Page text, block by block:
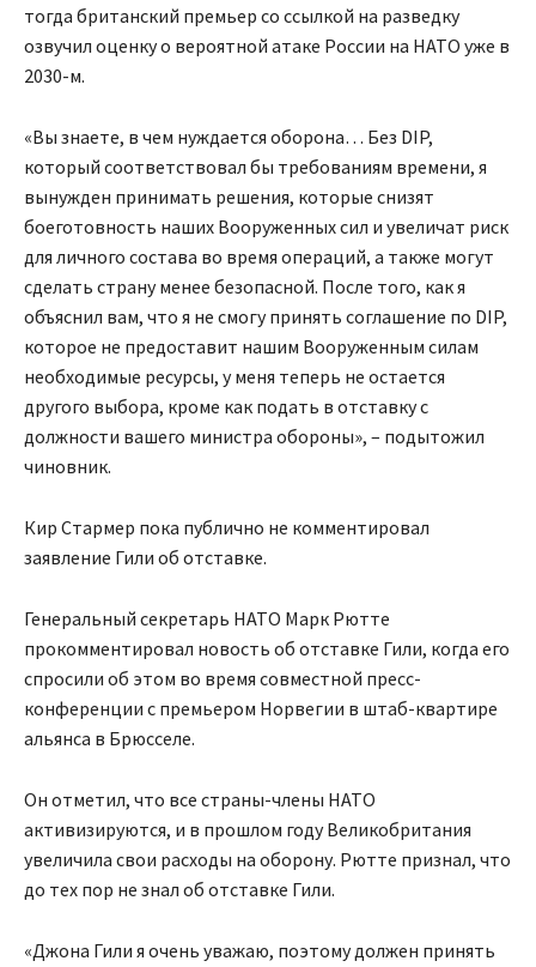
тогда британский премьер со ссылкой на разведку
озвучил оценку о вероятной атаке России на НАТО уже в
2030-м.
«Вы знаете, в чем нуждается оборона… Без DIP,
который соответствовал бы требованиям времени, я
вынужден принимать решения, которые снизят
боеготовность наших Вооруженных сил и увеличат риск
для личного состава во время операций, а также могут
сделать страну менее безопасной. После того, как я
объяснил вам, что я не смогу принять соглашение по DIP,
которое не предоставит нашим Вооруженным силам
необходимые ресурсы, у меня теперь не остается
другого выбора, кроме как подать в отставку с
должности вашего министра обороны», – подытожил
чиновник.
Кир Стармер пока публично не комментировал
заявление Гили об отставке.
Генеральный секретарь НАТО Марк Рютте
прокомментировал новость об отставке Гили, когда его
спросили об этом во время совместной пресс-
конференции с премьером Норвегии в штаб-квартире
альянса в Брюсселе.
Он отметил, что все страны-члены НАТО
активизируются, и в прошлом году Великобритания
увеличила свои расходы на оборону. Рютте признал, что
до тех пор не знал об отставке Гили.
«Джона Гили я очень уважаю, поэтому должен принять